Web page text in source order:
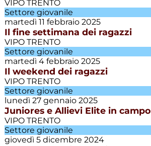
VIPO TRENTO
Settore giovanile
martedì 11 febbraio 2025
Il fine settimana dei ragazzi
VIPO TRENTO
Settore giovanile
martedì 4 febbraio 2025
Il weekend dei ragazzi
VIPO TRENTO
Settore giovanile
lunedì 27 gennaio 2025
Juniores e Allievi Elite in campo
VIPO TRENTO
Settore giovanile
giovedì 5 dicembre 2024
Settore
giovanile
Società
Villazzano
Calcio